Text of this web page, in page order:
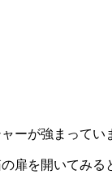
ーが強まってい
扉を開いてみる